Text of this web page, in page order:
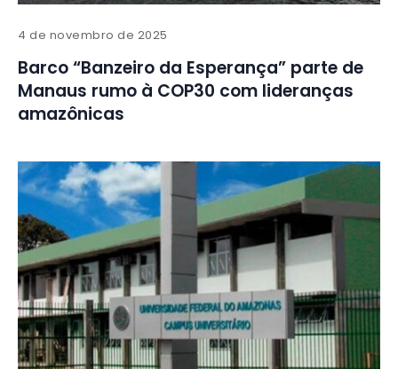
4 de novembro de 2025
Barco “Banzeiro da Esperança” parte de
Manaus rumo à COP30 com lideranças
amazônicas